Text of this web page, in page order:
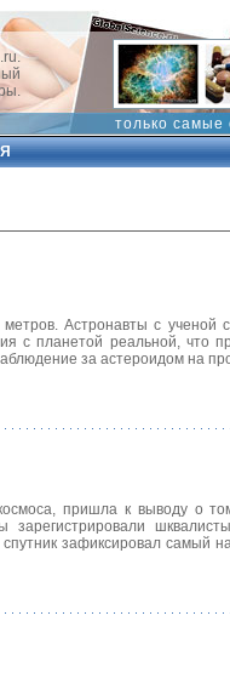
только самые
Астронавты с ученой
с планетой реальной, что
за астероидом на
космоса, пришла к выводу о
зафиксировал самый